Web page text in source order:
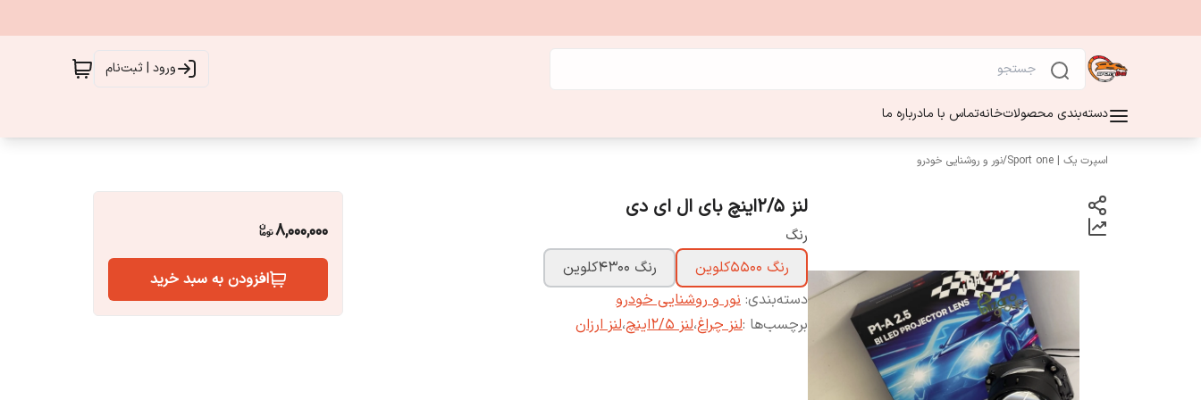
ورود | ثبت‌نام
دسته‌بندی محصولاتخانهتماس با مادرباره ما
اسپرت یک | Sport one /نور و روشنایی خودرو
لنز 2/5اینچ بای ال ای دی
رنگ
رنگ 5500کلوین
رنگ 4300کلوین
دسته‌بندی: نور و روشنایی خودرو
برچسب‌ها :لنز چراغ،لنز 2/5اینچ ،لنز ارزان
8,000,000
افزودن به سبد خرید